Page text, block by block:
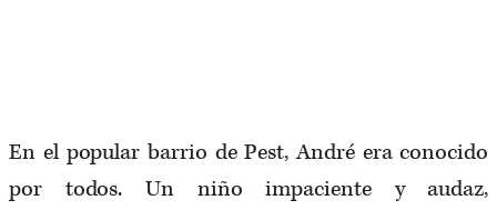
En el popular barrio de Pest, André era conocido
por todos. Un niño impaciente y audaz,